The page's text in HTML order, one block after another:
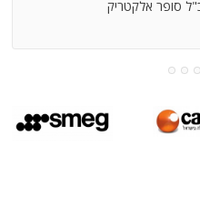
סופר אלקטריק